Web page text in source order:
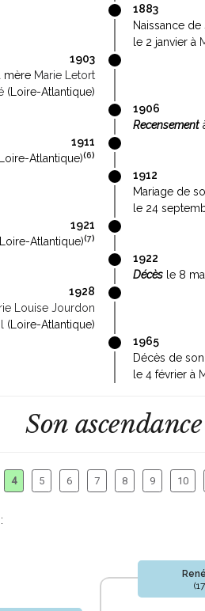
1883
Naissance de
le 2 janvier à
1903
mère Marie Letort
(Loire-Atlantique)
1906
Recensement
1911
Atlantique)(6)
1912
Mariage de
le 24
1921
Atlantique)(7)
1922
Décès le 8
1928
Louise Jourdon
(Loire-Atlantique)
1965
Décès de
le 4 février à
Son ascendance
4 5 6 7 8 9 10